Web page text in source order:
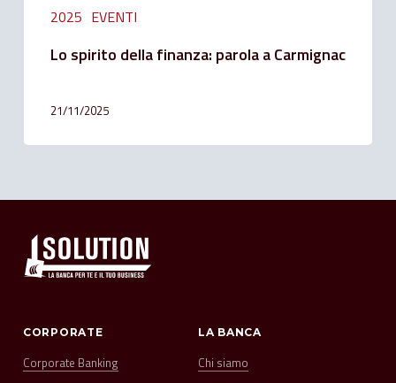
2025 EVENTI
Lo spirito della finanza: parola a Carmignac
21/11/2025
CORPORATE
Corporate Banking
LA BANCA
Chi siamo